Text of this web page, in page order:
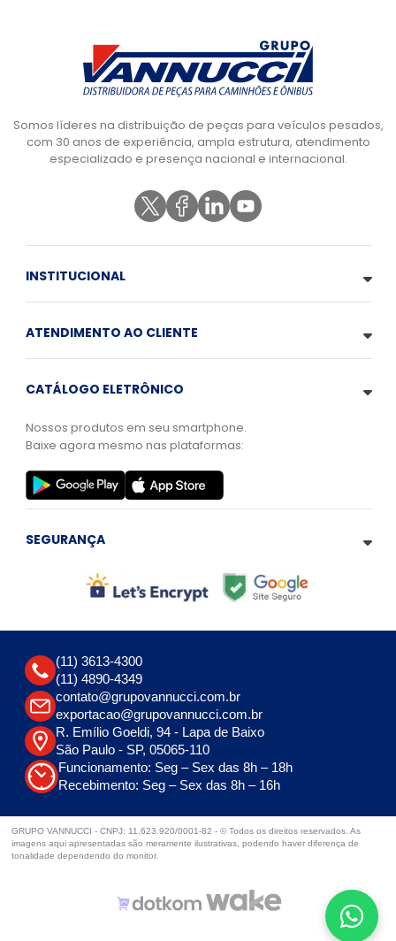
Somos líderes na distribuição de peças para veículos pesados,
com 30 anos de experiência, ampla estrutura, atendimento
especializado e presença nacional e internacional.
INSTITUCIONAL
ATENDIMENTO AO CLIENTE
CATÁLOGO ELETRÔNICO
Nossos produtos em seu smartphone.
Baixe agora mesmo nas plataformas:
SEGURANÇA
(11) 3613-4300
(11) 4890-4349
contato@grupovannucci.com.br
exportacao@grupovannucci.com.br
R. Emílio Goeldi, 94 - Lapa de Baixo
São Paulo - SP, 05065-110
Funcionamento: Seg – Sex das 8h – 18h
Recebimento: Seg – Sex das 8h – 16h
GRUPO VANNUCCI - CNPJ: 11.623.920/0001-82 - © Todos os direitos reservados. As
imagens aqui apresentadas são meramente ilustrativas, podendo haver diferença de
tonalidade dependendo do monitor.